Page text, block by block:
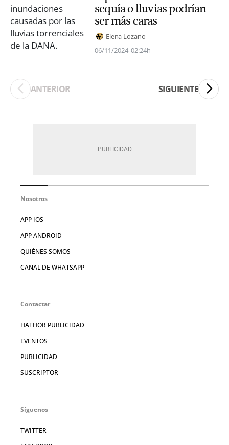
sequía o lluvias podrían
ser más caras
Elena Lozano
06/11/2024 02:24h
ANTERIOR SIGUIENTE
Nosotros
APP IOS
APP ANDROID
QUIÉNES SOMOS
CANAL DE WHATSAPP
Contactar
HATHOR PUBLICIDAD
EVENTOS
PUBLICIDAD
SUSCRIPTOR
Síguenos
TWITTER